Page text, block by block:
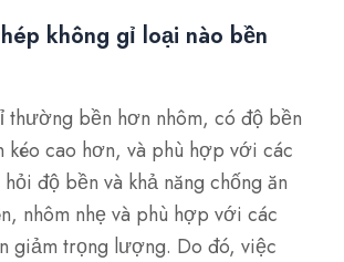
không gỉ loại nào bền
thường bền hơn nhôm, có độ bền
kéo cao hơn, và phù hợp với các
độ bền và khả năng chống ăn
nhôm nhẹ và phù hợp với các
giảm trọng lượng. Do đó, việc